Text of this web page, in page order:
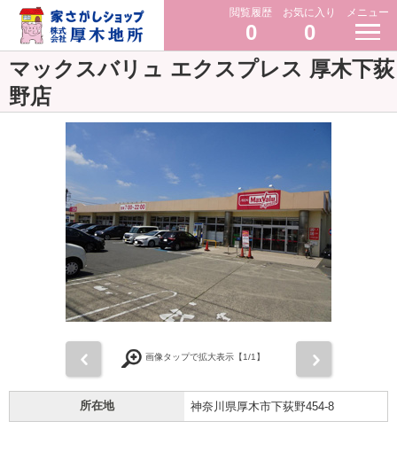
閲覧履歴
0
お気に入り
0
メニュー
マックスバリュ エクスプレス 厚木下荻
野店
画像タップで拡大表示【1/1】
所在地 神奈川県厚木市下荻野454-8